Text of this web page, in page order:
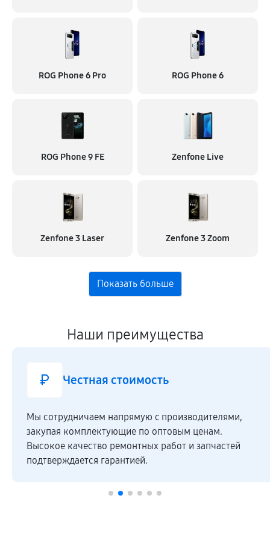
ROG Phone 6 Pro ROG Phone 6
ROG Phone 9 FE Zenfone Live
Zenfone 3 Laser Zenfone 3 Zoom
Наши преимущества
Честная стоимость
Мы сотрудничаем напрямую c производителями,
закупая комплектующие по оптовым ценам.
Высокое качество ремонтных работ и запчастей
подтверждается гарантией.